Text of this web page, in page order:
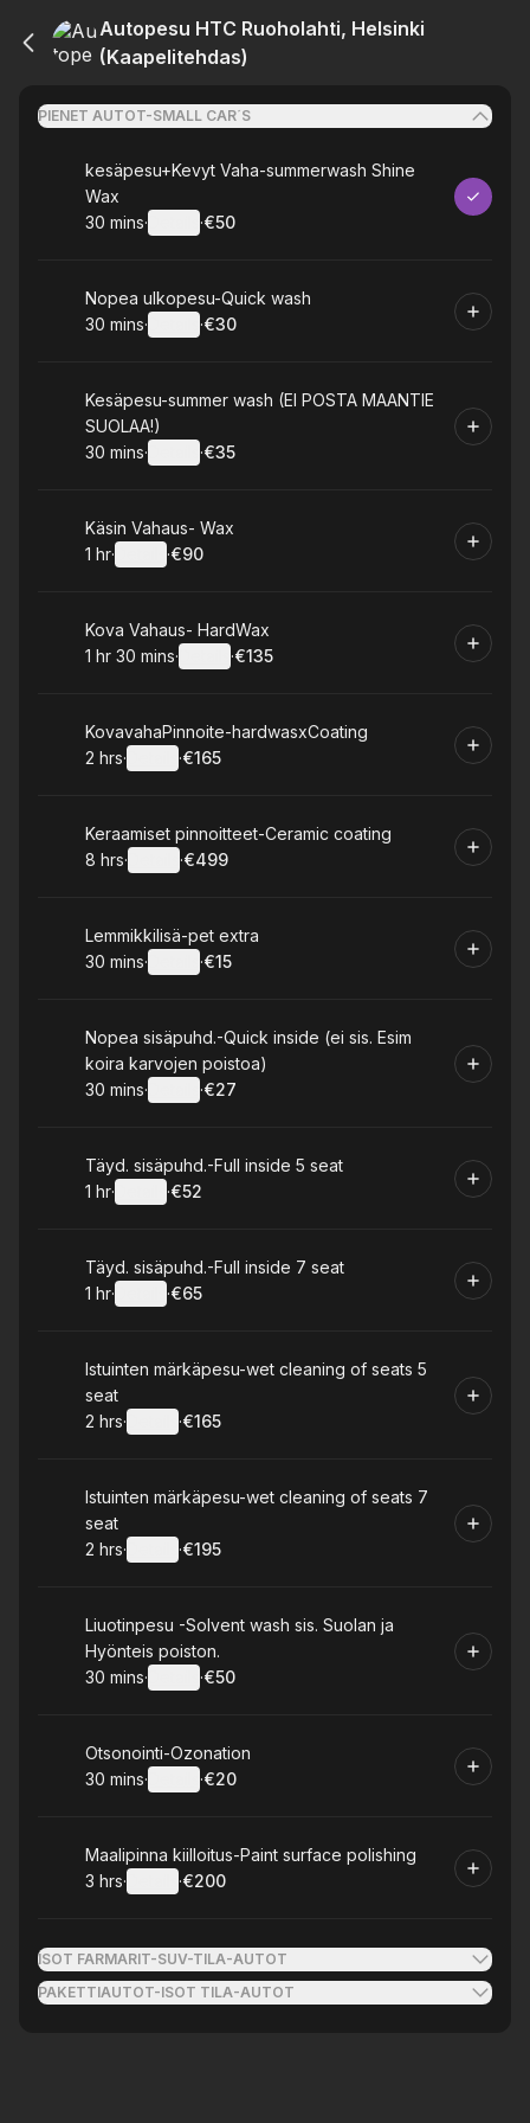
Autopesu HTC Ruoholahti, Helsinki
(Kaapelitehdas)
PIENET AUTOT-SMALL CAR´S
Book
kesäpesu+Kevyt Vaha-summerwash Shine
Wax
.Duration:
30 mins· ·
.Price
€50
Book
Nopea ulkopesu-Quick wash
.Duration:
30 mins· ·
.Price
€30
Book
Kesäpesu-summer wash (EI POSTA MAANTIE
SUOLAA!)
.Duration:
30 mins· ·
.Price
€35
Book
Käsin Vahaus- Wax
. Duration :
1 hr· ·
.Price
€90
Book
Kova Vahaus- HardWax
. Duration:
1 hr 30 mins· ·
.Price
€135
Book
KovavahaPinnoite-hardwasxCoating
. Duration:
2 hrs· ·
.Price
€165
Book
Keraamiset pinnoitteet-Ceramic coating
. Duration:
8 hrs· ·
.Price
€499
Book
Lemmikkilisä-pet extra
.Duration:
30 mins· ·
.Price
€15
Book
Nopea sisäpuhd.-Quick inside (ei sis. Esim
koira karvojen poistoa)
.Duration:
30 mins· ·
.Price
€27
Book
Täyd. sisäpuhd.-Full inside 5 seat
. Duration :
1 hr· ·
.Price
€52
Book
Täyd. sisäpuhd.-Full inside 7 seat
. Duration :
1 hr· ·
.Price
€65
Book
Istuinten märkäpesu-wet cleaning of seats 5
seat
. Duration:
2 hrs· ·
.Price
€165
Book
Istuinten märkäpesu-wet cleaning of seats 7
seat
. Duration:
2 hrs· ·
.Price
€195
Book
Liuotinpesu -Solvent wash sis. Suolan ja
Hyönteis poiston.
.Duration:
30 mins· ·
.Price
€50
Book
Otsonointi-Ozonation
.Duration:
30 mins· ·
.Price
€20
Book
Maalipinna kiilloitus-Paint surface polishing
. Duration:
3 hrs· ·
.Price
€200
ISOT FARMARIT-SUV-TILA-AUTOT
PAKETTIAUTOT-ISOT TILA-AUTOT